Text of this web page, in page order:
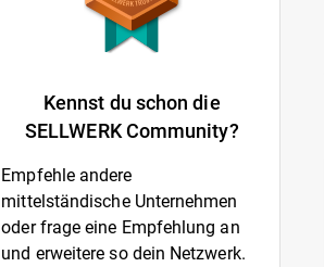
Kennst du schon die
SELLWERK Community?
Empfehle andere
mittelständische Unternehmen
oder frage eine Empfehlung an
und erweitere so dein Netzwerk.